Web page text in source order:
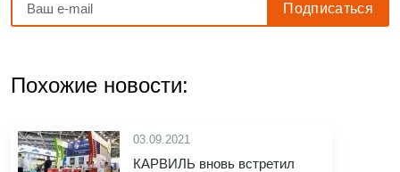
Похожие новости:
03.09.2021
КАРВИЛЬ вновь встретил